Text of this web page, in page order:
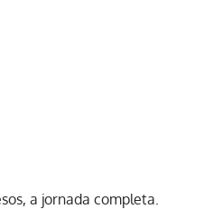
a jornada completa.